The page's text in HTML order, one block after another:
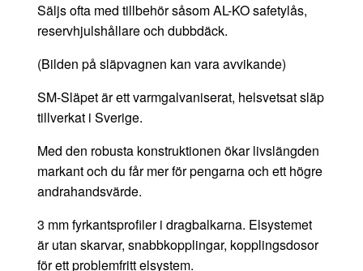
Säljs ofta med tillbehör såsom AL-KO safetylås,
reservhjulshållare och dubbdäck.
(Bilden på släpvagnen kan vara avvikande)
SM-Släpet är ett varmgalvaniserat, helsvetsat släp
tillverkat i Sverige.
Med den robusta konstruktionen ökar livslängden
markant och du får mer för pengarna och ett högre
andrahandsvärde.
3 mm fyrkantsprofiler i dragbalkarna. Elsystemet
är utan skarvar, snabbkopplingar, kopplingsdosor
för ett problemfritt elsystem.